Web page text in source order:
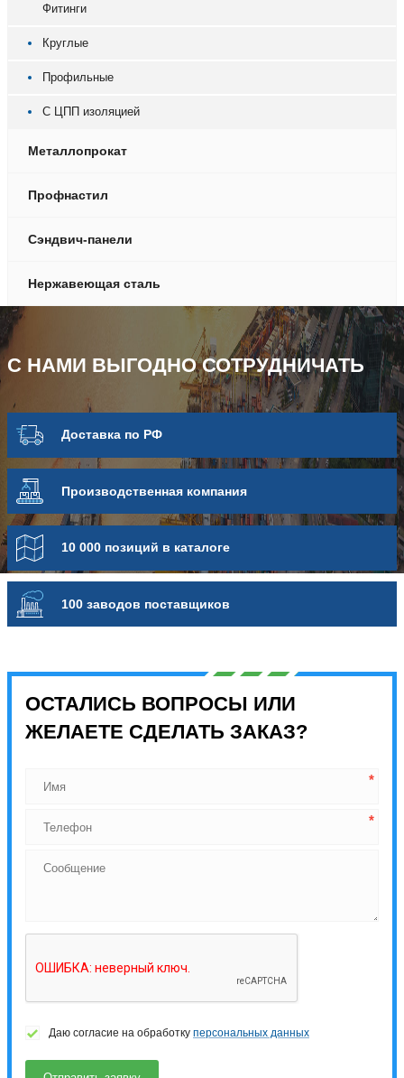
Фитинги
Круглые
Профильные
С ЦПП изоляцией
Металлопрокат
Профнастил
Сэндвич-панели
Нержавеющая сталь
С НАМИ ВЫГОДНО СОТРУДНИЧАТЬ
Доставка по РФ
Про­из­вод­ствен­ная компания
10 000 позиций в каталоге
100 заводов поставщиков
ОСТАЛИСЬ ВОПРОСЫ ИЛИ
ЖЕЛАЕТЕ СДЕЛАТЬ ЗАКАЗ?
Даю согласие на обработку персональных данных